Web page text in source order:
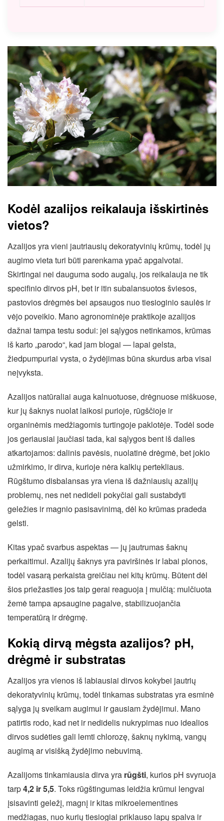
Kodėl azalijos reikalauja išskirtinės
vietos?
Azalijos yra vieni jautriausių dekoratyvinių krūmų, todėl jų
augimo vieta turi būti parenkama ypač apgalvotai.
Skirtingai nei dauguma sodo augalų, jos reikalauja ne tik
specifinio dirvos pH, bet ir itin subalansuotos šviesos,
pastovios drėgmės bei apsaugos nuo tiesioginio saulės ir
vėjo poveikio. Mano agronominėje praktikoje azalijos
dažnai tampa testu sodui: jei sąlygos netinkamos, krūmas
iš karto „parodo“, kad jam blogai — lapai gelsta,
žiedpumpuriai vysta, o žydėjimas būna skurdus arba visai
neįvyksta.
Azalijos natūraliai auga kalnuotuose, drėgnuose miškuose,
kur jų šaknys nuolat laikosi purioje, rūgščioje ir
organinėmis medžiagomis turtingoje paklotėje. Todėl sode
jos geriausiai jaučiasi tada, kai sąlygos bent iš dalies
atkartojamos: dalinis pavėsis, nuolatinė drėgmė, bet jokio
užmirkimo, ir dirva, kurioje nėra kalkių pertekliaus.
Rūgštumo disbalansas yra viena iš dažniausių azalijų
problemų, nes net nedideli pokyčiai gali sustabdyti
geležies ir magnio pasisavinimą, dėl ko krūmas pradeda
gelsti.
Kitas ypač svarbus aspektas — jų jautrumas šaknų
perkaitimui. Azalijų šaknys yra paviršinės ir labai plonos,
todėl vasarą perkaista greičiau nei kitų krūmų. Būtent dėl
šios priežasties jos taip gerai reaguoja į mulčią: mulčiuota
žemė tampa apsaugine pagalve, stabilizuojančia
temperatūrą ir drėgmę.
Kokią dirvą mėgsta azalijos? pH,
drėgmė ir substratas
Azalijos yra vienos iš labiausiai dirvos kokybei jautrių
dekoratyvinių krūmų, todėl tinkamas substratas yra esminė
sąlyga jų sveikam augimui ir gausiam žydėjimui. Mano
patirtis rodo, kad net ir nedidelis nukrypimas nuo idealios
dirvos sudėties gali lemti chlorozę, šaknų nykimą, vangų
augimą ar visišką žydėjimo nebuvimą.
Azalijoms tinkamiausia dirva yra rūgšti, kurios pH svyruoja
tarp4,2 ir 5,5. Toks rūgštingumas leidžia krūmui lengvai
įsisavinti geležį, magnį ir kitas mikroelementines
medžiagas, nuo kurių tiesiogiai priklauso lapų spalva ir